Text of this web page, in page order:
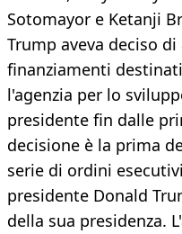
Sotomayor e Ketanji
Trump aveva deciso di
finanziamenti
l'agenzia per lo
presidente fin dalle
decisione è la prima
serie di ordini
presidente Donald
della sua presidenza.